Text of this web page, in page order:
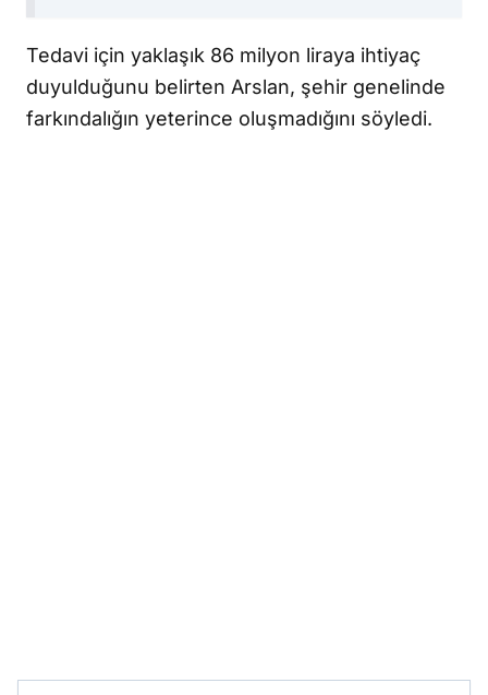
Tedavi için yaklaşık 86 milyon liraya ihtiyaç
duyulduğunu belirten Arslan, şehir genelinde
farkındalığın yeterince oluşmadığını söyledi.